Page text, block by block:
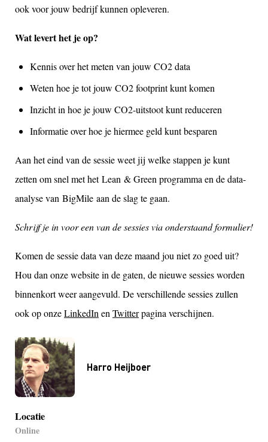
Harro Heijboer
Locatie
Online
ook voor jouw bedrijf kunnen opleveren.
Wat levert het je op?
Kennis over het meten van jouw CO2 data
Weten hoe je tot jouw CO2 footprint kunt komen
Inzicht in hoe je jouw CO2-uitstoot kunt reduceren
Informatie over hoe je hiermee geld kunt besparen
Aan het eind van de sessie weet jij welke stappen je kunt
zetten om snel met het Lean & Green programma en de data-
analyse van BigMile aan de slag te gaan.
Schrijf je in voor een van de sessies via onderstaand formulier!
Komen de sessie data van deze maand jou niet zo goed uit?
Hou dan onze website in de gaten, de nieuwe sessies worden
binnenkort weer aangevuld. De verschillende sessies zullen
ook op onzeLinkedIn en Twitterpagina verschijnen.